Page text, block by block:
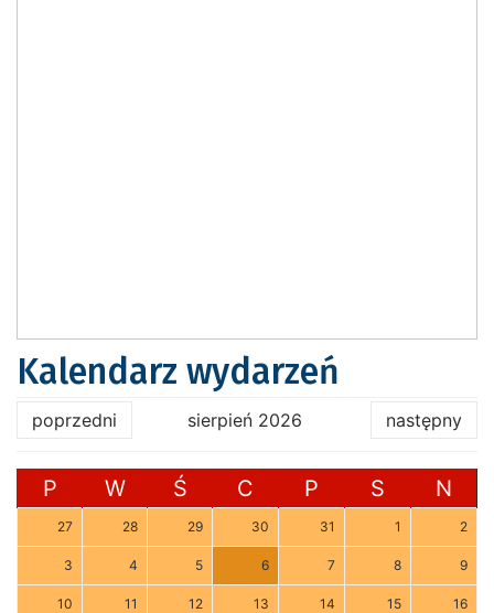
Kalendarz wydarzeń
poprzedni sierpień 2026 następny
P W Ś C P S N
27 28 29 30 31 1 2
3 4 5 6 7 8 9
10 11 12 13 14 15 16